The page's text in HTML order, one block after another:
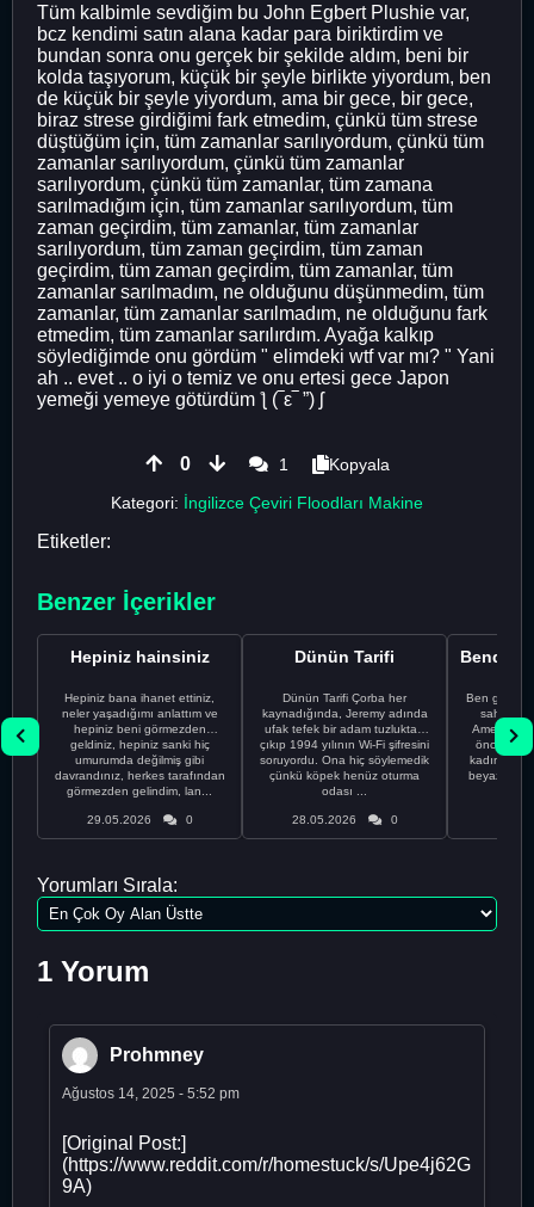
Tüm kalbimle sevdiğim bu John Egbert Plushie var,
bcz kendimi satın alana kadar para biriktirdim ve
bundan sonra onu gerçek bir şekilde aldım, beni bir
kolda taşıyorum, küçük bir şeyle birlikte yiyordum, ben
de küçük bir şeyle yiyordum, ama bir gece, bir gece,
biraz strese girdiğimi fark etmedim, çünkü tüm strese
düştüğüm için, tüm zamanlar sarılıyordum, çünkü tüm
zamanlar sarılıyordum, çünkü tüm zamanlar
sarılıyordum, çünkü tüm zamanlar, tüm zamana
sarılmadığım için, tüm zamanlar sarılıyordum, tüm
zaman geçirdim, tüm zamanlar, tüm zamanlar
sarılıyordum, tüm zaman geçirdim, tüm zaman
geçirdim, tüm zaman geçirdim, tüm zamanlar, tüm
zamanlar sarılmadım, ne olduğunu düşünmedim, tüm
zamanlar, tüm zamanlar sarılmadım, ne olduğunu fark
etmedim, tüm zamanlar sarılırdım. Ayağa kalkıp
söylediğimde onu gördüm " elimdeki wtf var mı? " Yani
ah .. evet .. o iyi o temiz ve onu ertesi gece Japon
yemeği yemeye götürdüm ƪ (‾ε‾ ”) ʃ
0 1
Kopyala
Kategori: İngilizce Çeviri Floodları Makine
Etiketler:
Benzer İçerikler
Hepiniz hainsiniz
Hepiniz bana ihanet ettiniz,
neler yaşadığımı anlattım ve
hepiniz beni görmezden
geldiniz, hepiniz sanki hiç
umurumda değilmiş gibi
davrandınız, herkes tarafından
görmezden gelindim, lan...
29.05.2026 0
Dünün Tarifi
Dünün Tarifi Çorba her
kaynadığında, Jeremy adında
ufak tefek bir adam tuzluktan
çıkıp 1994 yılının Wi-Fi şifresini
soruyordu. Ona hiç söylemedik
çünkü köpek henüz oturma
odası ...
28.05.2026 0
Ben gururlu
sahip
önce
kadınla
beyaz
Yorumları Sırala:
1 Yorum
Prohmney
Ağustos 14, 2025 - 5:52 pm
[Original Post:]
(https://www.reddit.com/r/homestuck/s/Upe4j62G
9A)